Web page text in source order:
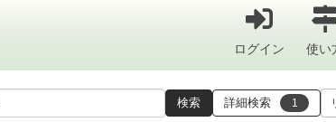
ログイン 使い
検索 詳細検索 1